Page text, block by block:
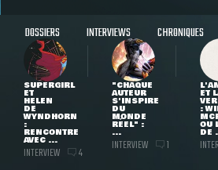
DOSSIERS INTERVIEWS CHRONIQUES
SUPERGIRL
ET
HELEN
DE
WYNDHORN
:
RENCONTRE
AVEC ...
INTERVIEW 4
"CHAQUE
AUTEUR
S'INSPIRE
DU
MONDE
RÉEL" :
...
INTERVIEW 1
ET
:
OU
DE